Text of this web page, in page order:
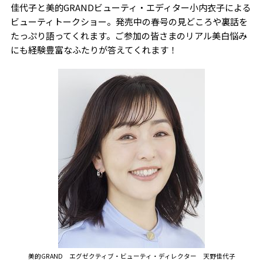
佳代子と美的GRANDビューティ・エディター小内衣子による
ビューティトークショー。発売中の春号の見どころや裏話を
たっぷり語ってくれます。ご参加の皆さまのリアル美白悩み
にも経験豊富なふたりが答えてくれます！
美的GRAND エグゼクティブ・ ビューティ・ディレクター 天野佳代子